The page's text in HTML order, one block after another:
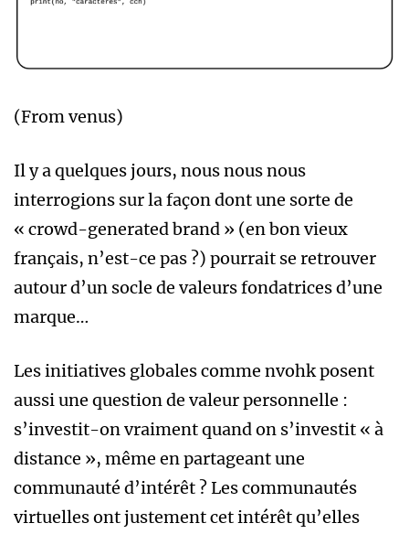
(From venus)
Il y a quelques jours, nous nous nous
interrogions sur la façon dont une sorte de
« crowd-generated brand » (en bon vieux
français, n’est-ce pas ?) pourrait se retrouver
autour d’un socle de valeurs fondatrices d’une
marque…
Les initiatives globales comme nvohk posent
aussi une question de valeur personnelle :
s’investit-on vraiment quand on s’investit « à
distance », même en partageant une
communauté d’intérêt ? Les communautés
virtuelles ont justement cet intérêt qu’elles